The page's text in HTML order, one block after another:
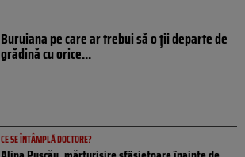
Buruiana pe care ar trebui să o ții departe de
grădină cu orice...
CE SE ÎNTÂMPLĂ DOCTORE?